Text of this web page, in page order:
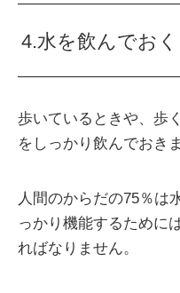
4.水を飲んでおく
歩いているときや、歩
をしっかり飲んでおきま
人間のからだの75％は
っかり機能するために
ればなりません。